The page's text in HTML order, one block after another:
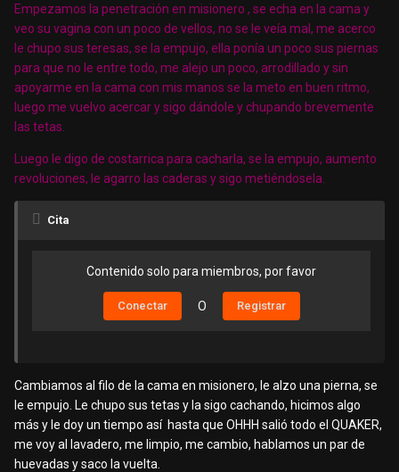
Empezamos la penetración en misionero , se echa en la cama y
veo su vagina con un poco de vellos, no se le veía mal, me acerco
le chupo sus teresas, se la empujo, ella ponía un poco sus piernas
para que no le entre todo, me alejo un poco, arrodillado y sin
apoyarme en la cama con mis manos se la meto en buen ritmo,
luego me vuelvo acercar y sigo dándole y chupando brevemente
las tetas.
Luego le digo de costarrica para cacharla, se la empujo, aumento
revoluciones, le agarro las caderas y sigo metiéndosela.
Cita
Contenido solo para miembros, por favor
Conectar O Registrar
Cambiamos al filo de la cama en misionero, le alzo una pierna, se
le empujo. Le chupo sus tetas y la sigo cachando, hicimos algo
más y le doy un tiempo así hasta que OHHH salió todo el QUAKER,
me voy al lavadero, me limpio, me cambio, hablamos un par de
huevadas y saco la vuelta.